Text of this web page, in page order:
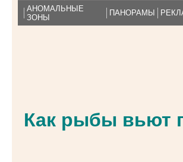
АНОМАЛЬНЫЕ
ЗОНЫ
ПАНОРАМЫ
Как рыбы вьют